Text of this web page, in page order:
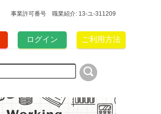
事業許可番号 職業紹介: 13-ユ-311209
ログイン ご利用方法